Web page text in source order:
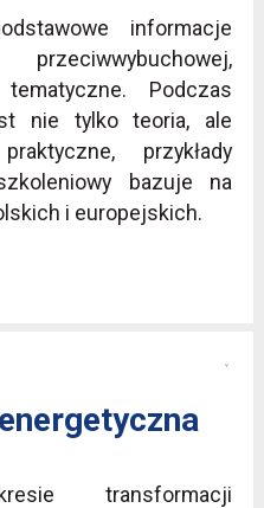
informacje
Podczas
nie tylko teoria, ale
przykłady
bazuje na
i europejskich.
transformacji